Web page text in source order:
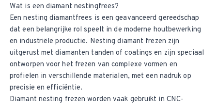
Wat is een diamant nestingfrees?
Eennesting diamantfrees is een geavanceerd gereedschap
dat een belangrijke rol speelt in de moderne houtbewerking
en industriële productie. Nesting diamant frezen zijn
uitgerust met diamanten tanden of coatings en zijn speciaal
ontworpen voor het frezen van complexe vormen en
profielen in verschillende materialen, met een nadruk op
precisie en efficiëntie.
Diamant nesting frezen worden vaak gebruikt in CNC-